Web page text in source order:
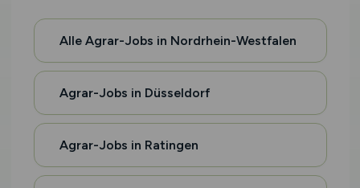
Alle Agrar-Jobs in Nordrhein-Westfalen
Agrar-Jobs in Düsseldorf
Agrar-Jobs in Ratingen